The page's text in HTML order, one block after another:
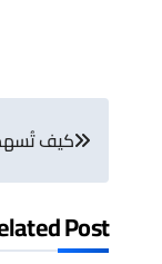
تصفّح
كيف تُسهم
Post